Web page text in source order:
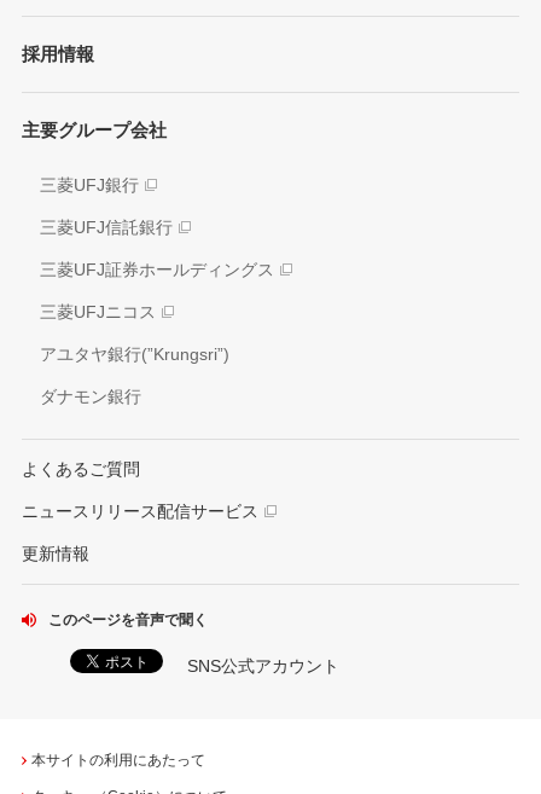
個人投資家の皆さまへ
各種レポート
アナリスト情報
電子公告
情報開示方針
IRお問い合わせ窓口
サステナビリティ経営
方針/ガイドライン
イニシアティブへの参画
環境
社会
ガバナンス
外部評価
社会貢献活動
採用情報
主要グループ会社
三菱UFJ銀行
三菱UFJ信託銀行
三菱UFJ証券ホールディングス
三菱UFJニコス
アユタヤ銀行(”Krungsri”)
ダナモン銀行
よくあるご質問
ニュースリリース配信サービス
更新情報
このページを音声で聞く
SNS公式アカウント
本サイトの利用にあたって